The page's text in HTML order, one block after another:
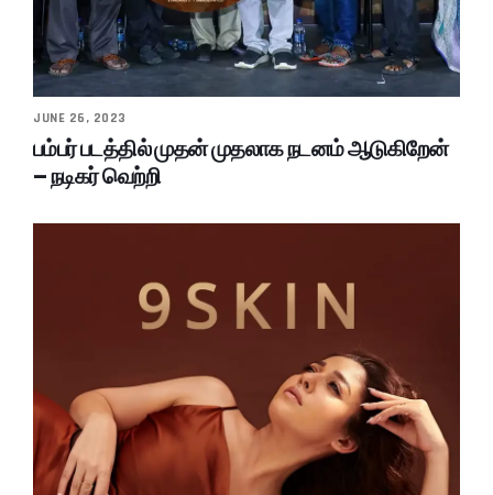
JUNE 26, 2023
பம்பர் படத்தில் முதன் முதலாக நடனம் ஆடுகிறேன்
– நடிகர் வெற்றி